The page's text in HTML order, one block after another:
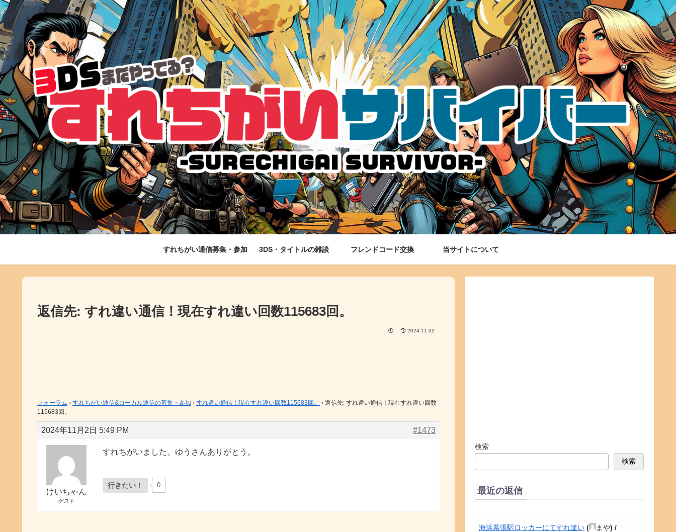
すれちがい通信募集・参加 3DS・タイトルの雑談 フレンドコード交換 当サイトについて
返信先: すれ違い通信！現在すれ違い回数115683回。
2024.11.02
フォーラム › すれちがい通信&ローカル通信の募集・参加 › すれ違い通信！現在すれ違い回数115683回。 › 返信先: すれ違い通信！現在すれ違い回数
115683回。
2024年11月2日 5:49 PM #1473
けいちゃん
ゲスト
すれちがいました。ゆうさんありがとう。
行きたい！ 0
検索
検索
最近の返信
海浜幕張駅ロッカーにてすれ違い ( まや) /